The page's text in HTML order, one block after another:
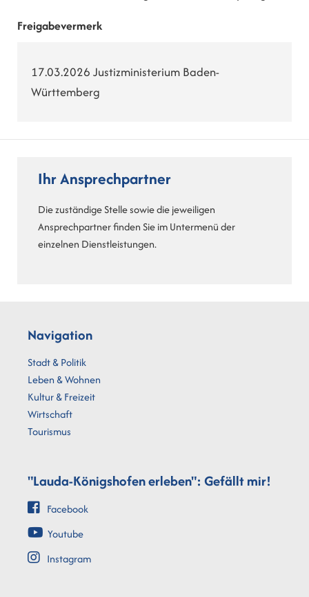
Freigabevermerk
17.03.2026 Justizministerium Baden-
Württemberg
Ihr Ansprechpartner
Die zuständige Stelle sowie die jeweiligen
Ansprechpartner finden Sie im Untermenü der
einzelnen Dienstleistungen.
Navigation
Stadt & Politik
Leben & Wohnen
Kultur & Freizeit
Wirtschaft
Tourismus
"Lauda-Königshofen erleben": Gefällt mir!
Facebook
Youtube
Instagram